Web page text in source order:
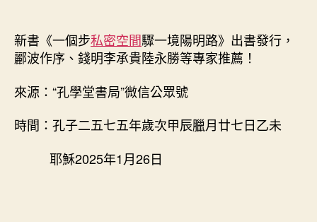
期
步
驟
一
路》
新書《一個步私密空間驟一境陽明路》出書發行，
酈波作序、錢明李承貴陸永勝等專家推薦！
來源：“孔學堂書局”微信公眾號
時間：孔子二五七五年歲次甲辰臘月廿七日乙未
耶穌2025年1月26日